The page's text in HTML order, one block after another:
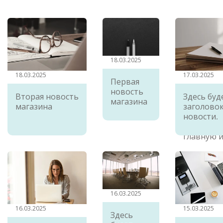
Вторая новость
магазина
18.03.2025
Первая
новость
магазина
18.03.2025
Здесь
новости,
главную
17.03.2025
16.03.2025
Здесь
16.03.2025
15.03.2025